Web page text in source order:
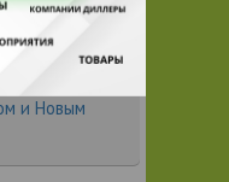
в
и Новым